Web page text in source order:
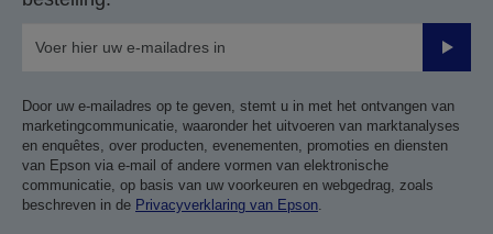
Door uw e-mailadres op te geven, stemt u in met het ontvangen van
marketingcommunicatie, waaronder het uitvoeren van marktanalyses
en enquêtes, over producten, evenementen, promoties en diensten
van Epson via e-mail of andere vormen van elektronische
communicatie, op basis van uw voorkeuren en webgedrag, zoals
beschreven in de Privacyverklaring van Epson.